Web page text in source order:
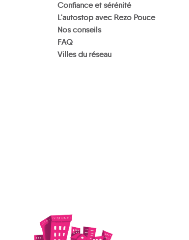
Confiance et sérénité
L'autostop avec Rezo Pouce
Nos conseils
FAQ
Villes du réseau